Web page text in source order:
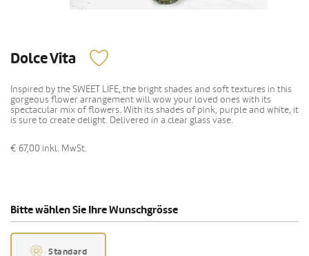
Dolce Vita
Inspired by the SWEET LIFE, the bright shades and soft textures in this
gorgeous flower arrangement will wow your loved ones with its
spectacular mix of flowers. With its shades of pink, purple and white, it
is sure to create delight. Delivered in a clear glass vase.
€ 67,00 inkl. MwSt.
Bitte wählen Sie Ihre Wunschgrösse
Standard